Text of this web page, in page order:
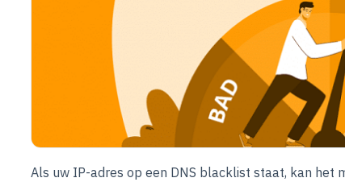
Als uw IP-adres op een DNS blacklist staat, kan het